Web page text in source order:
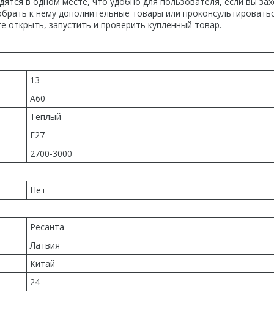
к нему дополнительные товары или
запустить и проверить купленный товар.
13
A60
Теплый
E27
2700-3000
Нет
Ресанта
Латвия
Китай
24